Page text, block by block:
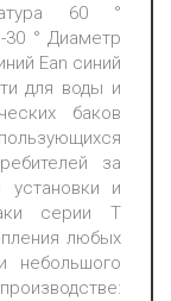
60 °
30 ° Диаметр
Ean синий
для воды и
баков
за
установки и
серии Т
любых
небольшого